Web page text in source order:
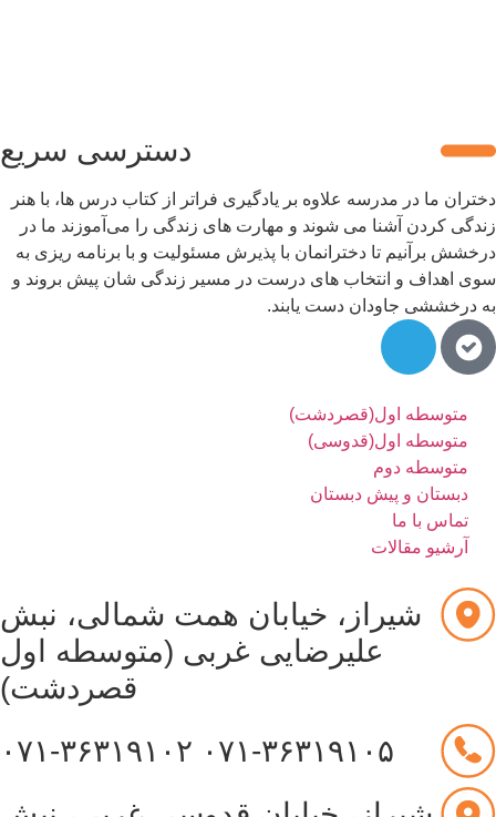
دسترسی سریع
ما در مدرسه علاوه بر یادگیری فراتر از کتاب درس ها، با هنر
کردن آشنا می شوند و مهارت های زندگی را می‌آموزند ما در
برآنیم تا دخترانمان با پذیرش مسئولیت و با برنامه ریزی به
اهداف و انتخاب های درست در مسیر زندگی شان پیش بروند و
درخششی جاودان دست یابند.
متوسطه اول(قصردشت)
متوسطه اول(قدوسی)
متوسطه دوم
دبستان و پیش دبستان
تماس با ما
آرشیو مقالات
شیراز، خیابان همت شمالی، نبش
علیرضایی غربی (متوسطه اول
قصردشت)
۰۷۱-۳۶۳۱۹۱۰۵
۰۷۱-۳۶۳۱۹۱۰۲